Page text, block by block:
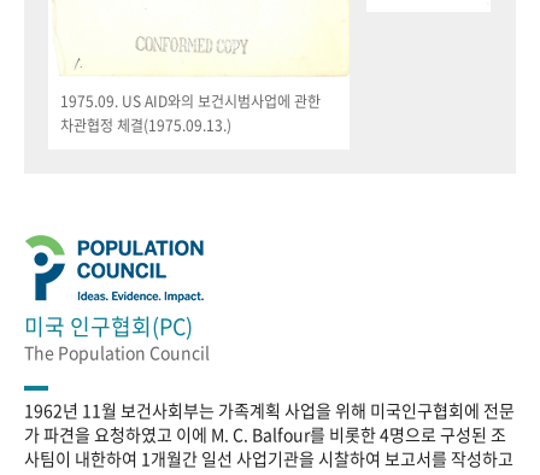
1975.09. US AID와의 보건시범사업에 관한
차관협정 체결(1975.09.13.)
미국 인구협회(PC)
The Population Council
1962년 11월 보건사회부는 가족계획 사업을 위해 미국인구협회에 전문
가 파견을 요청하였고 이에 M. C. Balfour를 비롯한 4명으로 구성된 조
사팀이 내한하여 1개월간 일선 사업기관을 시찰하여 보고서를 작성하고